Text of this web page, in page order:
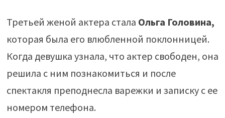
Третьей женой актера стала Ольга Головина,
которая была его влюбленной поклонницей.
Когда девушка узнала, что актер свободен, она
решила с ним познакомиться и после
спектакля преподнесла варежки и записку с ее
номером телефона.